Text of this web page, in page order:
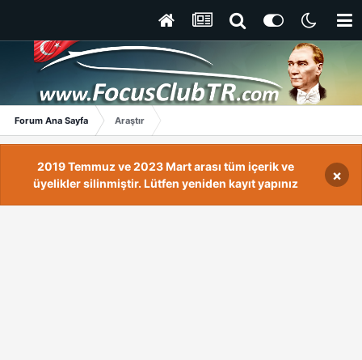
Forum Ana Sayfa Araştır
2019 Temmuz ve 2023 Mart arası tüm içerik ve
üyelikler silinmiştir. Lütfen yeniden kayıt yapınız
×